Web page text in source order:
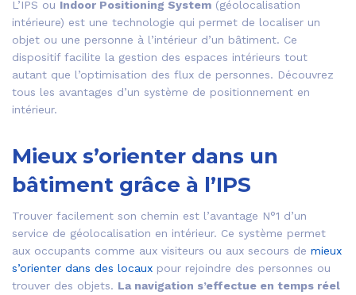
L’IPS ou Indoor Positioning System (géolocalisation
intérieure) est une technologie qui permet de localiser un
objet ou une personne à l’intérieur d’un bâtiment. Ce
dispositif facilite la gestion des espaces intérieurs tout
autant que l’optimisation des flux de personnes. Découvrez
tous les avantages d’un système de positionnement en
intérieur.
Mieux s’orienter dans un
bâtiment grâce à l’IPS
Trouver facilement son chemin est l’avantage N°1 d’un
service de géolocalisation en intérieur. Ce système permet
aux occupants comme aux visiteurs ou aux secours de mieux
s’orienter dans des locaux pour rejoindre des personnes ou
trouver des objets. La navigation s’effectue en temps réel